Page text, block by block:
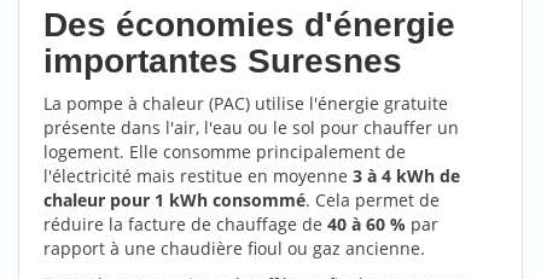
Des économies d'énergie
importantes Suresnes
La pompe à chaleur (PAC) utilise l'énergie gratuite
présente dans l'air, l'eau ou le sol pour chauffer un
logement. Elle consomme principalement de
l'électricité mais restitue en moyenne 3 à 4 kWh de
chaleur pour 1 kWh consommé. Cela permet de
réduire la facture de chauffage de 40 à 60 % par
rapport à une chaudière fioul ou gaz ancienne.